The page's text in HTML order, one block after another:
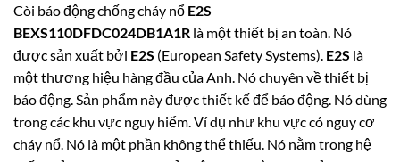
Còi báo động chống cháy nổ E2S
BEXS110DFDC024DB1A1R là một thiết bị an toàn. Nó
được sản xuất bởi E2S (European Safety Systems). E2S là
một thương hiệu hàng đầu của Anh. Nó chuyên về thiết bị
báo động. Sản phẩm này được thiết kế để báo động. Nó dùng
trong các khu vực nguy hiểm. Ví dụ như khu vực có nguy cơ
cháy nổ. Nó là một phần không thể thiếu. Nó nằm trong hệ